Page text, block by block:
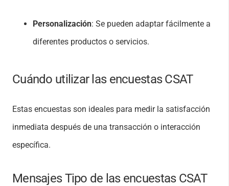
Personalización: Se pueden adaptar fácilmente a
diferentes productos o servicios.
Cuándo utilizar las encuestas CSAT
Estas encuestas son ideales para medir la satisfacción
inmediata después de una transacción o interacción
específica.
Mensajes Tipo de las encuestas CSAT